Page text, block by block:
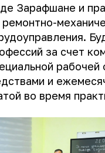
Зарафшане и
за счет
и
во время